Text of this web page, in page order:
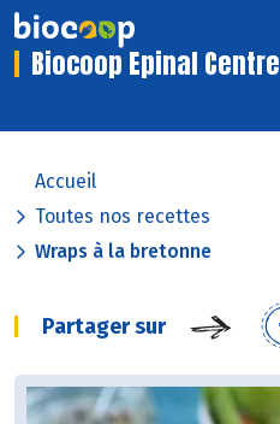
Biocoop Epinal Centre
Accueil
Toutes nos recettes
Wraps à la bretonne
Partager sur